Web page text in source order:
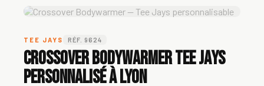
TEE JAYS RÉF. 9624
Crossover Bodywarmer Tee Jays
personnalisé à Lyon